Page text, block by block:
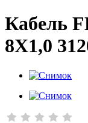
Кабель
8X1,0